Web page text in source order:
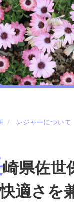
レジャーについて
崎県佐世
適さを